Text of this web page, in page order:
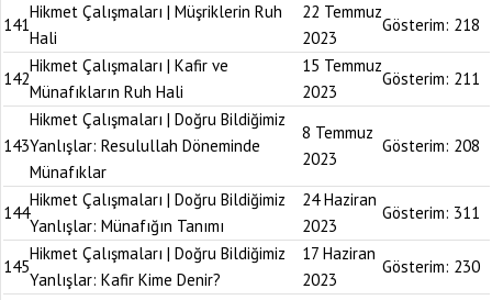
141
Hikmet Çalışmaları | Müşriklerin Ruh
Hali
22 Temmuz
2023
Gösterim: 218
142
Hikmet Çalışmaları | Kafir ve
Münafıkların Ruh Hali
15 Temmuz
2023
Gösterim: 211
143
Hikmet Çalışmaları | Doğru Bildiğimiz
Yanlışlar: Resulullah Döneminde
Münafıklar
8 Temmuz
2023
Gösterim: 208
144
Hikmet Çalışmaları | Doğru Bildiğimiz
Yanlışlar: Münafığın Tanımı
24 Haziran
2023
Gösterim: 311
145
Hikmet Çalışmaları | Doğru Bildiğimiz
Yanlışlar: Kafir Kime Denir?
17 Haziran
2023
Gösterim: 230